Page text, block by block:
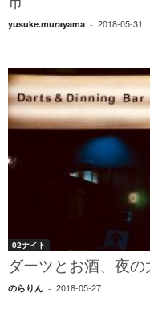
yusuke.murayama - 2018-05-31
02ナイト
ダーツとお酒、夜
のらりん - 2018-05-27